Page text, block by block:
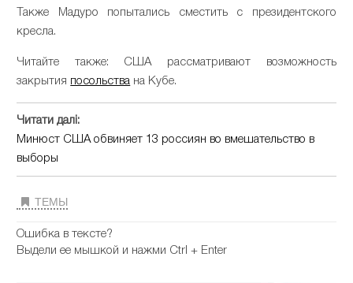
Также Мадуро попытались сместить с президентского
кресла.
Читайте также: США рассматривают возможность
закрытия посольства на Кубе.
Читати далі:
Минюст США обвиняет 13 россиян во вмешательство в
выборы
ТЕМЫ
Ошибка в тексте?
Выдели ее мышкой и нажми Ctrl + Enter